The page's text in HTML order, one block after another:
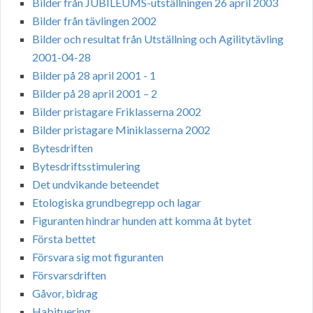
Bilder från tävlingen 2002
Bilder och resultat från Utställning och Agilitytävling
2001-04-28
Bilder på 28 april 2001 - 1
Bilder på 28 april 2001 – 2
Bilder pristagare Friklasserna 2002
Bilder pristagare Miniklasserna 2002
Bytesdriften
Bytesdriftsstimulering
Det undvikande beteendet
Etologiska grundbegrepp och lagar
Figuranten hindrar hunden att komma åt bytet
Första bettet
Försvara sig mot figuranten
Försvarsdriften
Gåvor, bidrag